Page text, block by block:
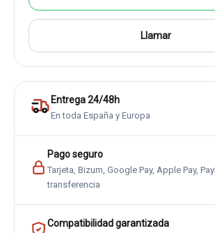
Llamar
Entrega 24/48h
En toda España y Europa
Pago seguro
Tarjeta, Bizum, Google Pay, Apple Pay,
transferencia
Compatibilidad garantizada